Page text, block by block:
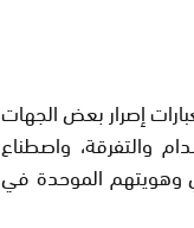
إصرار بعض الجهات
والتفرقة، واصطناع
وهويتهم الموحدة في